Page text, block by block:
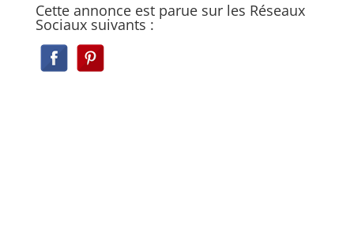
Cette annonce est parue sur les Réseaux
Sociaux suivants :